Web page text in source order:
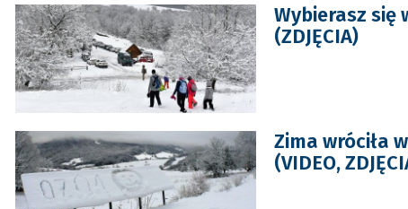
Wybierasz się
(ZDJĘCIA)
Zima wróciła
(VIDEO,